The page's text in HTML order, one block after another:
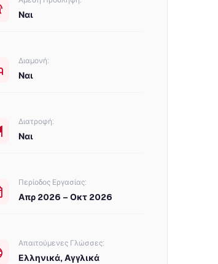
Ναι
Διαμονή:
Ναι
Διατροφή:
Ναι
Περίοδος Εργασίας:
Απρ 2026 – Οκτ 2026
Απαιτούμενες Γλώσσες:
Ελληνικά, Αγγλικά